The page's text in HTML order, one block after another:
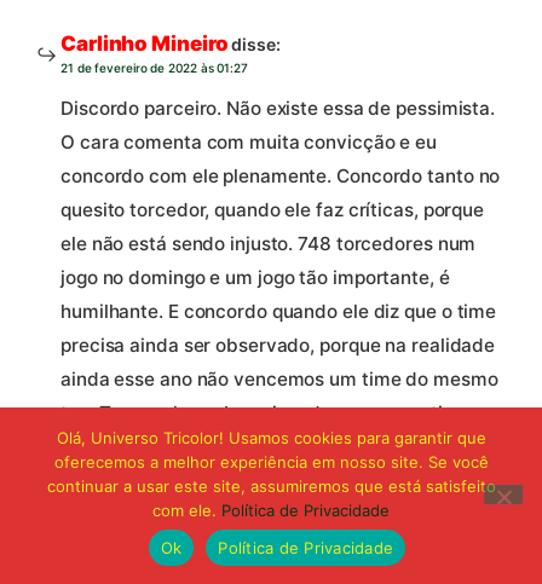
Carlinho Mineirodisse:
21 de fevereiro de 2022 às 01:27
Discordo parceiro. Não existe essa de pessimista.
O cara comenta com muita convicção e eu
concordo com ele plenamente. Concordo tanto no
quesito torcedor, quando ele faz críticas, porque
ele não está sendo injusto. 748 torcedores num
jogo no domingo e um jogo tão importante, é
humilhante. E concordo quando ele diz que o time
precisa ainda ser observado, porque na realidade
ainda esse ano não vencemos um time do mesmo
top. Temos alguns bons jogadores, mas, o time
ainda está devendo uma sequência de bons jogos
e resultados.
Olá, Universo Tricolor! Usamos cookies para garantir que
oferecemos a melhor experiência em nosso site. Se você
continuar a usar este site, assumiremos que está satisfeito
com ele. Política de Privacidade
Ok
Política de Privacidade